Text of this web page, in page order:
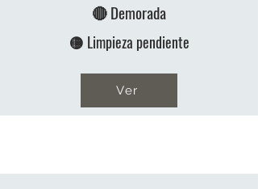
🔴 Demorada
🟡 Limpieza pendiente
Ver